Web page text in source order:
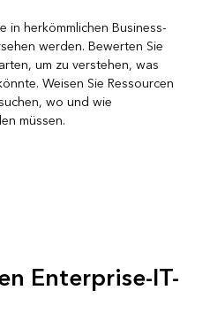
in herkömmlichen Business-
werden. Bewerten Sie
um zu verstehen, was
Weisen Sie Ressourcen
wo und wie
müssen.
Enterprise-IT-